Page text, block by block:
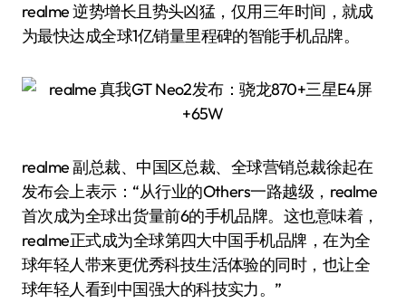
realme 逆势增长且势头凶猛，仅用三年时间，就成
为最快达成全球1亿销量里程碑的智能手机品牌。
realme 副总裁、中国区总裁、全球营销总裁徐起在
发布会上表示：“从行业的Others一路越级，realme
首次成为全球出货量前6的手机品牌。这也意味着，
realme正式成为全球第四大中国手机品牌，在为全
球年轻人带来更优秀科技生活体验的同时，也让全
球年轻人看到中国强大的科技实力。”